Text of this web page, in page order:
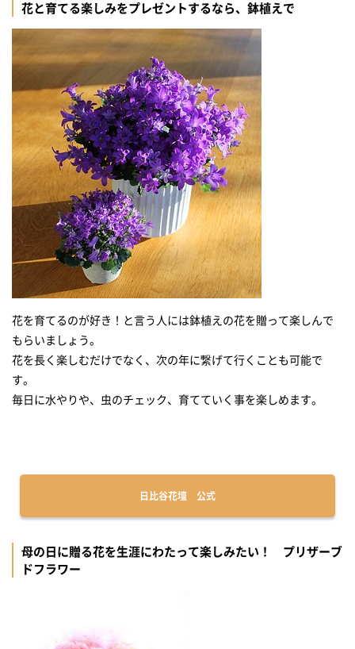
花と育てる楽しみをプレゼントするなら、鉢植えで
花を育てるのが好き！と言う人には鉢植えの花を贈って楽しんで
もらいましょう。
花を長く楽しむだけでなく、次の年に繋げて行くことも可能で
す。
毎日に水やりや、虫のチェック、育てていく事を楽しめます。
日比谷花壇 公式
母の日に贈る花を生涯にわたって楽しみたい！ プリザーブ
ドフラワー